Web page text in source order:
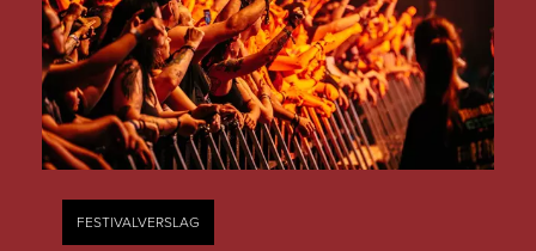
FESTIVALVERSLAG